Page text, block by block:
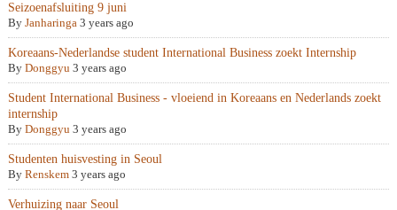
Seizoenafsluiting 9 juni
By Janharinga 3 years ago
Koreaans-Nederlandse student International Business zoekt Internship
By Donggyu 3 years ago
Student International Business - vloeiend in Koreaans en Nederlands zoekt
internship
By Donggyu 3 years ago
Studenten huisvesting in Seoul
By Renskem 3 years ago
Verhuizing naar Seoul